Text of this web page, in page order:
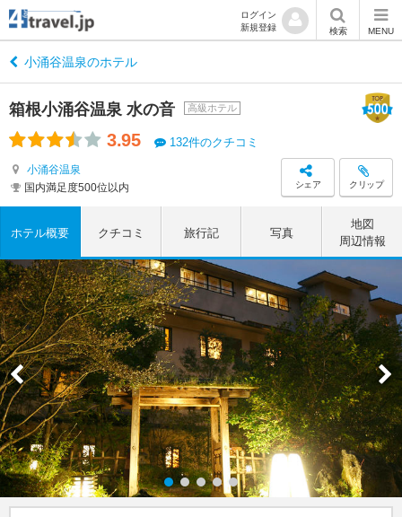
ログイン
新規登録
検索 MENU
小涌谷温泉のホテル
箱根小涌谷温泉 水の音 高級ホテル
3.95 132件のクチコミ
小涌谷温泉
国内満足度500位以内
シェア クリップ
ホテル概要 クチコミ 旅行記 写真
地図
周辺情報